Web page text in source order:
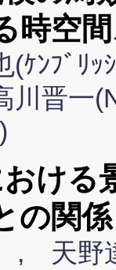
時空
(ｹﾝﾌﾞﾘ
川晋一
ける
の関係
, 天